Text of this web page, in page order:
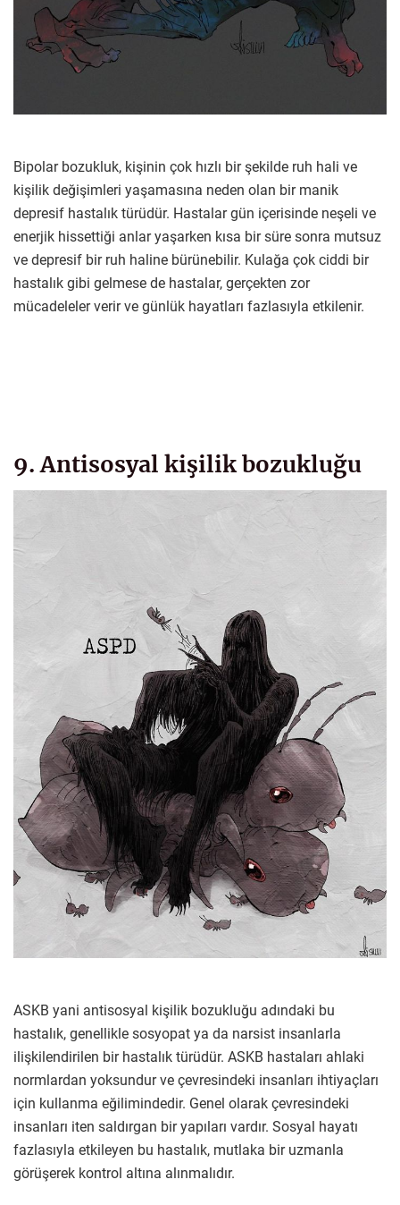
Bipolar bozukluk, kişinin çok hızlı bir şekilde ruh hali ve
kişilik değişimleri yaşamasına neden olan bir manik
depresif hastalık türüdür. Hastalar gün içerisinde neşeli ve
enerjik hissettiği anlar yaşarken kısa bir süre sonra mutsuz
ve depresif bir ruh haline bürünebilir. Kulağa çok ciddi bir
hastalık gibi gelmese de hastalar, gerçekten zor
mücadeleler verir ve günlük hayatları fazlasıyla etkilenir.
9. Antisosyal kişilik bozukluğu
ASKB yani antisosyal kişilik bozukluğu adındaki bu
hastalık, genellikle sosyopat ya da narsist insanlarla
ilişkilendirilen bir hastalık türüdür. ASKB hastaları ahlaki
normlardan yoksundur ve çevresindeki insanları ihtiyaçları
için kullanma eğilimindedir. Genel olarak çevresindeki
insanları iten saldırgan bir yapıları vardır. Sosyal hayatı
fazlasıyla etkileyen bu hastalık, mutlaka bir uzmanla
görüşerek kontrol altına alınmalıdır.